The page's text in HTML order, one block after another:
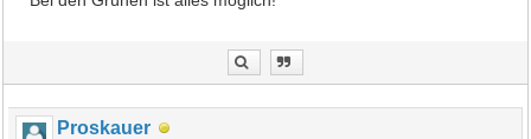
Proskauer